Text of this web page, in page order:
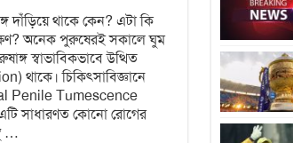
দাঁড়িয়ে থাকে কেন? এটা কি
অনেক পুরুষেরই সকালে ঘুম
স্বাভাবিকভাবে উত্থিত
থাকে। চিকিৎসাবিজ্ঞানে
Penile Tumescence
সাধারণত কোনো রোগের
…